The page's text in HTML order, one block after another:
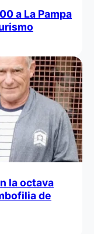
a La Pampa
la octava
de